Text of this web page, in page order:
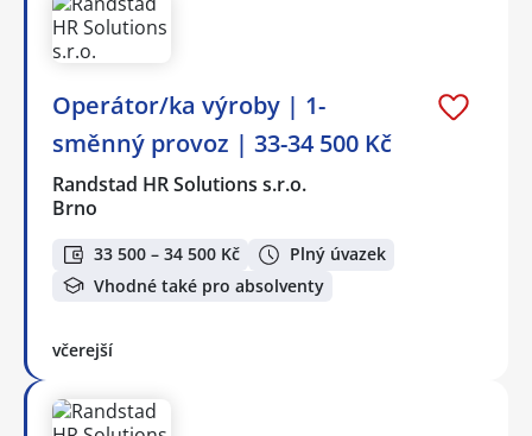
Operátor/ka výroby | 1-
směnný provoz | 33-34 500 Kč
Randstad HR Solutions s.r.o.
Brno
33 500 – 34 500 Kč
Plný úvazek
Vhodné také pro absolventy
včerejší